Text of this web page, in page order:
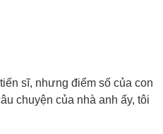
sĩ, nhưng điểm số của con
chuyện của nhà anh ấy, tôi